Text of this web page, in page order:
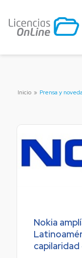
Inicio » Prensa y
Nokia